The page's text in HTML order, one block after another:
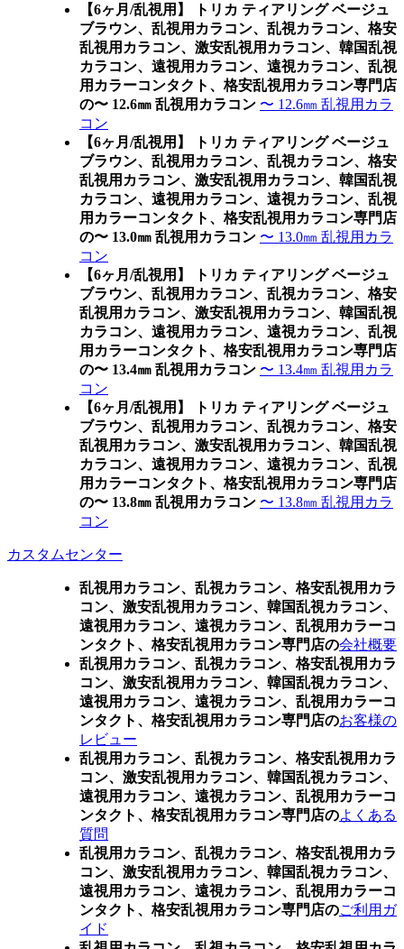
【6ヶ月/乱視用】 トリカ ティアリング ベージュ
ブラウン、乱視用カラコン、乱視カラコン、格安
乱視用カラコン、激安乱視用カラコン、韓国乱視
カラコン、遠視用カラコン、遠視カラコン、乱視
用カラーコンタクト、格安乱視用カラコン専門店
の〜 12.6㎜ 乱視用カラコン 〜 12.6㎜ 乱視用カラ
コン
【6ヶ月/乱視用】 トリカ ティアリング ベージュ
ブラウン、乱視用カラコン、乱視カラコン、格安
乱視用カラコン、激安乱視用カラコン、韓国乱視
カラコン、遠視用カラコン、遠視カラコン、乱視
用カラーコンタクト、格安乱視用カラコン専門店
の〜 13.0㎜ 乱視用カラコン 〜 13.0㎜ 乱視用カラ
コン
【6ヶ月/乱視用】 トリカ ティアリング ベージュ
ブラウン、乱視用カラコン、乱視カラコン、格安
乱視用カラコン、激安乱視用カラコン、韓国乱視
カラコン、遠視用カラコン、遠視カラコン、乱視
用カラーコンタクト、格安乱視用カラコン専門店
の〜 13.4㎜ 乱視用カラコン 〜 13.4㎜ 乱視用カラ
コン
【6ヶ月/乱視用】 トリカ ティアリング ベージュ
ブラウン、乱視用カラコン、乱視カラコン、格安
乱視用カラコン、激安乱視用カラコン、韓国乱視
カラコン、遠視用カラコン、遠視カラコン、乱視
用カラーコンタクト、格安乱視用カラコン専門店
の〜 13.8㎜ 乱視用カラコン 〜 13.8㎜ 乱視用カラ
コン
カスタムセンター
乱視用カラコン、乱視カラコン、格安乱視用カラ
コン、激安乱視用カラコン、韓国乱視カラコン、
遠視用カラコン、遠視カラコン、乱視用カラーコ
ンタクト、格安乱視用カラコン専門店の会社概要
乱視用カラコン、乱視カラコン、格安乱視用カラ
コン、激安乱視用カラコン、韓国乱視カラコン、
遠視用カラコン、遠視カラコン、乱視用カラーコ
ンタクト、格安乱視用カラコン専門店のお客様の
レビュー
乱視用カラコン、乱視カラコン、格安乱視用カラ
コン、激安乱視用カラコン、韓国乱視カラコン、
遠視用カラコン、遠視カラコン、乱視用カラーコ
ンタクト、格安乱視用カラコン専門店のよくある
質問
乱視用カラコン、乱視カラコン、格安乱視用カラ
コン、激安乱視用カラコン、韓国乱視カラコン、
遠視用カラコン、遠視カラコン、乱視用カラーコ
ンタクト、格安乱視用カラコン専門店のご利用ガ
イド